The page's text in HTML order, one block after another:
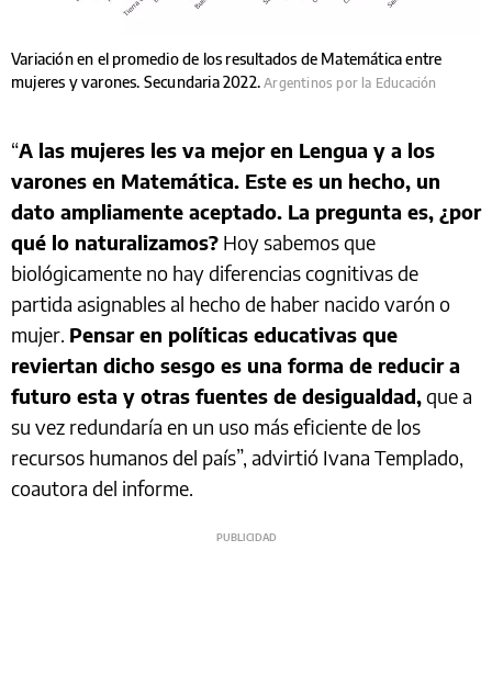
Variación en el promedio de los resultados de Matemática entre
mujeres y varones. Secundaria 2022.Argentinos por la Educación
“A las mujeres les va mejor en Lengua y a los
varones en Matemática. Este es un hecho, un
dato ampliamente aceptado. La pregunta es, ¿por
qué lo naturalizamos? Hoy sabemos que
biológicamente no hay diferencias cognitivas de
partida asignables al hecho de haber nacido varón o
mujer. Pensar en políticas educativas que
reviertan dicho sesgo es una forma de reducir a
futuro esta y otras fuentes de desigualdad,que a
su vez redundaría en un uso más eficiente de los
recursos humanos del país”, advirtió Ivana Templado,
coautora del informe.